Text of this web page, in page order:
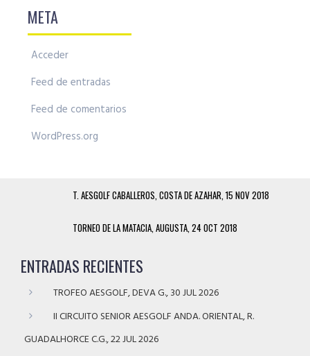
META
Acceder
Feed de entradas
Feed de comentarios
WordPress.org
T. AESGOLF CABALLEROS, COSTA DE AZAHAR, 15 NOV 2018
TORNEO DE LA MATACIA, AUGUSTA, 24 OCT 2018
ENTRADAS RECIENTES
TROFEO AESGOLF, DEVA G., 30 JUL 2026
II CIRCUITO SENIOR AESGOLF ANDA. ORIENTAL, R.
GUADALHORCE C.G., 22 JUL 2026